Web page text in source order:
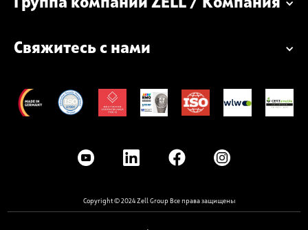
Группа компаний ZELL / Компания
Свяжитесь с нами
Copyright © 2024 Zell Group Все права защищены